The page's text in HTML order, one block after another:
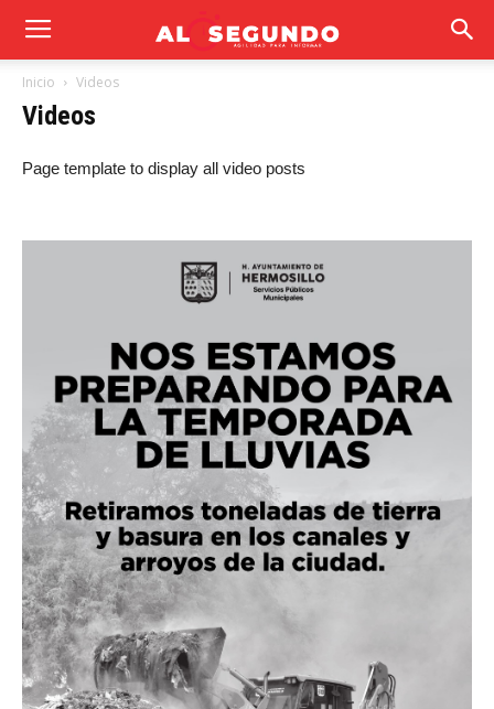
Inicio Videos
Videos
Page template to display all video posts